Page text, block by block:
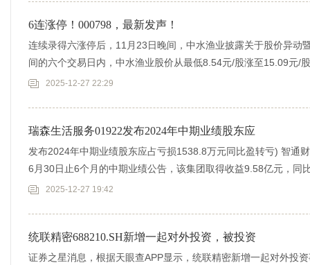
6连涨停！000798，最新发声！
连续录得六涨停后，11月23日晚间，中水渔业披露关于股价异动
间的六个交易日内，中水渔业股价从最低8.54元/股涨至15.09元/
2025-12-27 22:29
瑞森生活服务01922发布2024年中期业绩股东应
发布2024年中期业绩股东应占亏损1538.8万元同比盈转亏) 智通
6月30日止6个月的中期业绩公告，该集团取得收益9.58亿元，同
2025-12-27 19:42
统联精密688210.SH新增一起对外投资，被投资
证券之星消息，根据天眼查APP显示，统联精密新增一起对外投